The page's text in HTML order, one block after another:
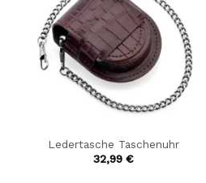
Ledertasche Taschenuhr
32,99 €